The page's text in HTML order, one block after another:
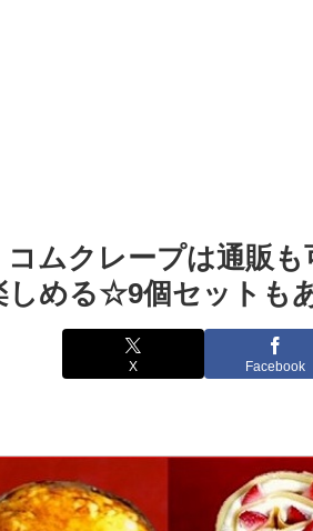
コムクレープは通販
める☆9個セットも
X Facebook